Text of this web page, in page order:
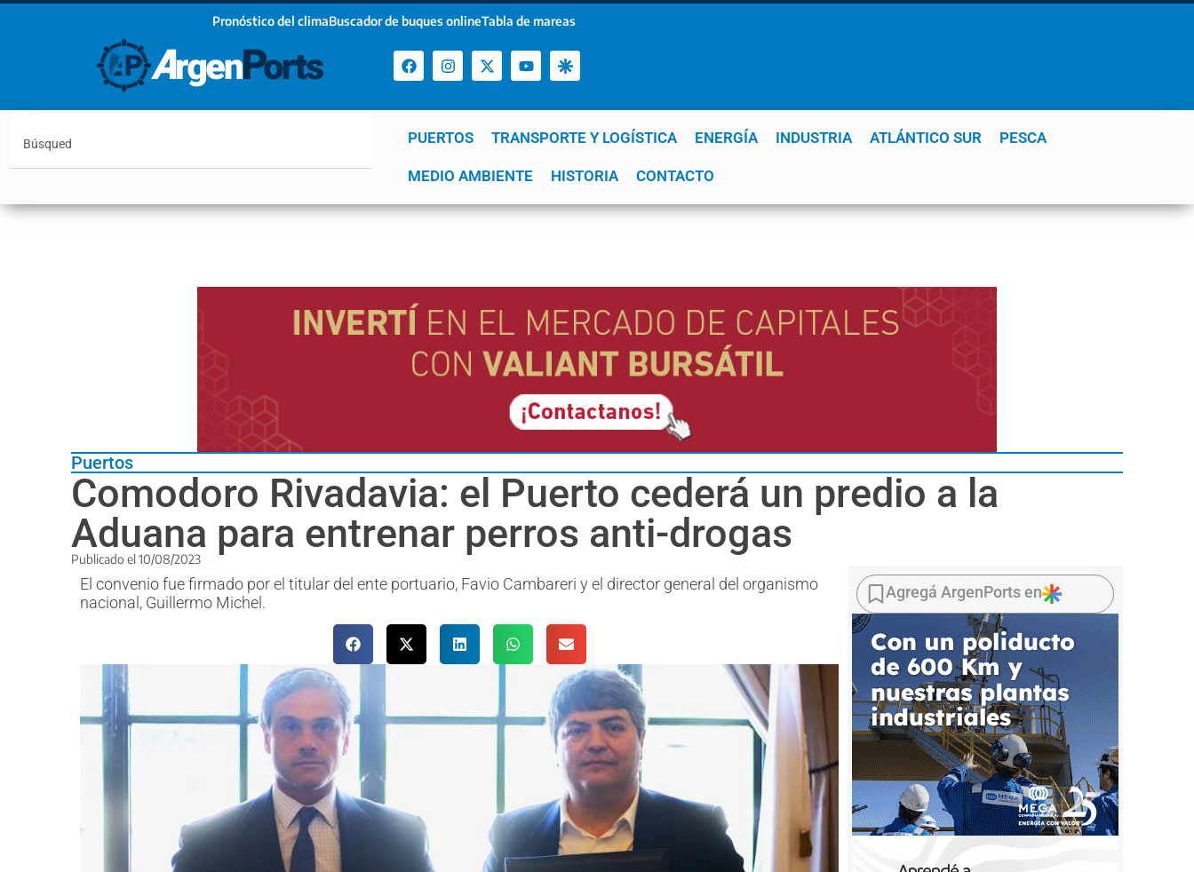
Pronóstico del climaBuscador de buques onlineTabla de mareas
PUERTOS TRANSPORTE Y LOGÍSTICA ENERGÍA INDUSTRIA ATLÁNTICO SUR PESCA
MEDIO AMBIENTE HISTORIA CONTACTO
YPF GNL Mar del Plata Patagonia Quequén
Puertos
Comodoro Rivadavia: el Puerto cederá un predio a la
Aduana para entrenar perros anti-drogas
Publicado el 10/08/2023
El convenio fue firmado por el titular del ente portuario, Favio Cambareri y el director general del organismo
nacional, Guillermo Michel.
Agregá ArgenPorts en
¡Sumate a nuestro Newsletter!
Email
Estoy de acuerdo con las condiciones y políticas de